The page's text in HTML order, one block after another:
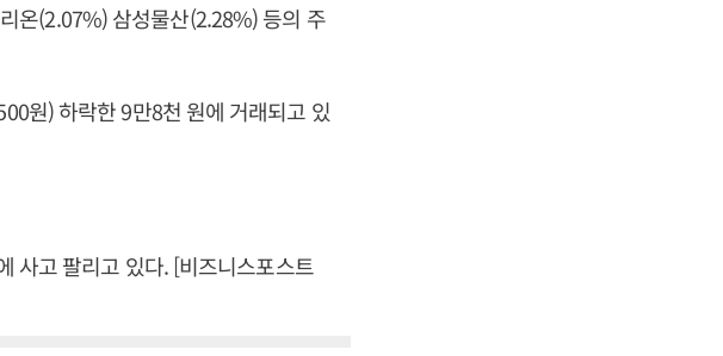
온(2.07%) 삼성물산(2.28%) 등의 주
원) 하락한 9만8천 원에 거래되고 있
사고 팔리고 있다. [비즈니스포스트